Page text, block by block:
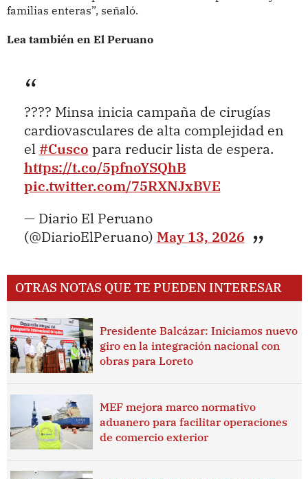
familias enteras”, señaló.
Lea también en El Peruano
???? Minsa inicia campaña de cirugías
cardiovasculares de alta complejidad en
el #Cusco para reducir lista de espera.
https://t.co/5pfnoYSQhB
pic.twitter.com/75RXNJxBVE
— Diario El Peruano
(@DiarioElPeruano) May 13, 2026
OTRAS NOTAS QUE TE PUEDEN INTERESAR
Presidente Balcázar: Iniciamos nuevo
giro en la integración nacional con
obras para Loreto
MEF mejora marco normativo
aduanero para facilitar operaciones
de comercio exterior